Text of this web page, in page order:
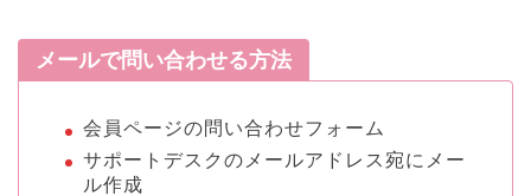
メールで問い合わせる方法
会員ページの問い合わせフォーム
サポートデスクのメールアドレス宛にメー
ル作成